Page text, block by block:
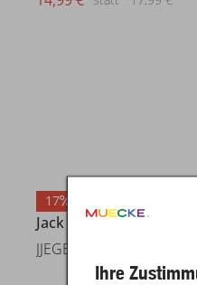
17
Jack & Jones
Ihre